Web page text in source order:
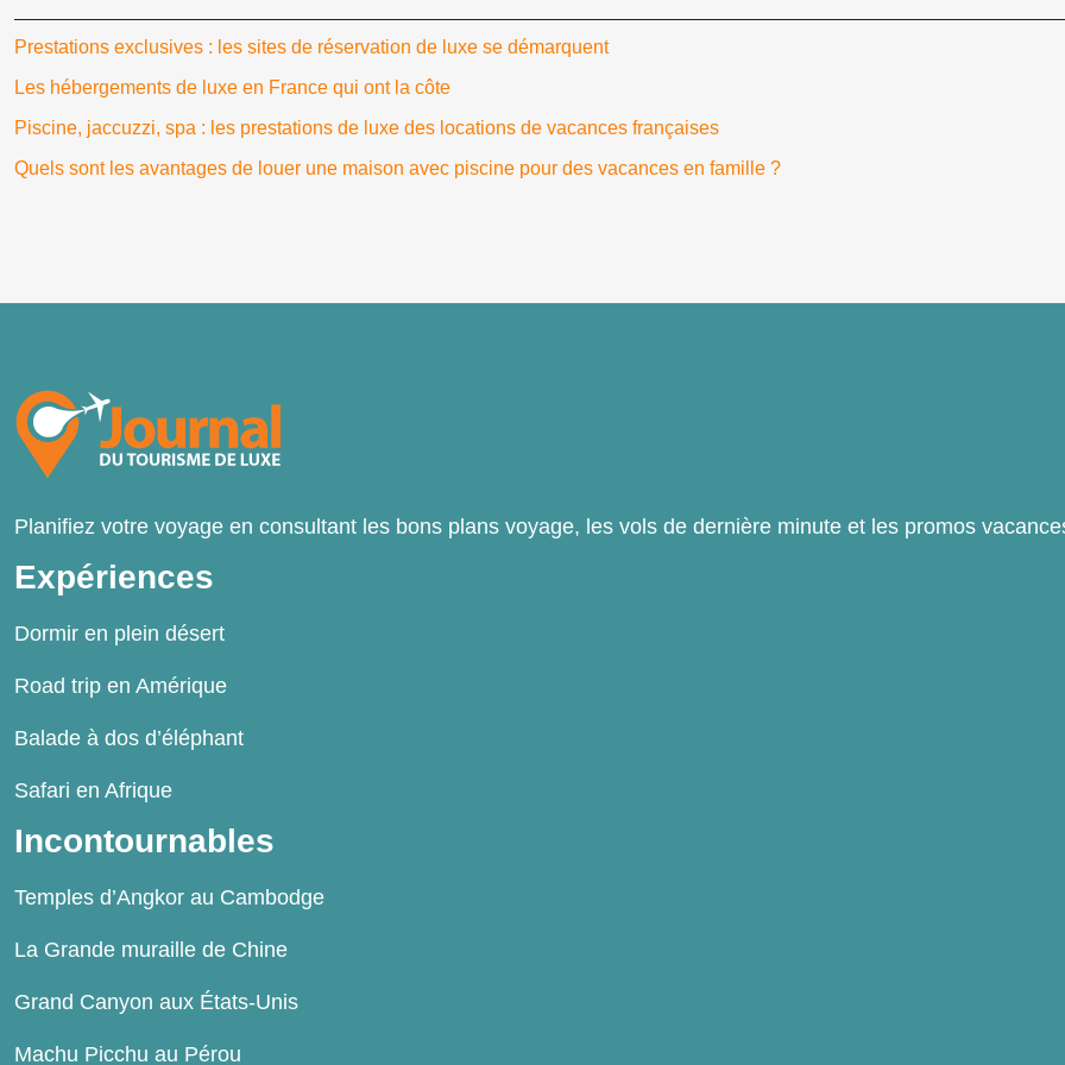
Prestations exclusives : les sites de réservation de luxe se démarquent
Les hébergements de luxe en France qui ont la côte
Piscine, jaccuzzi, spa : les prestations de luxe des locations de vacances françaises
Quels sont les avantages de louer une maison avec piscine pour des vacances en famille ?
Planifiez votre voyage en consultant les bons plans voyage, les vols de dernière minute et les promos
Expériences
Dormir en plein désert
Road trip en Amérique
Balade à dos d’éléphant
Safari en Afrique
Incontournables
Temples d’Angkor au Cambodge
La Grande muraille de Chine
Grand Canyon aux États-Unis
Machu Picchu au Pérou